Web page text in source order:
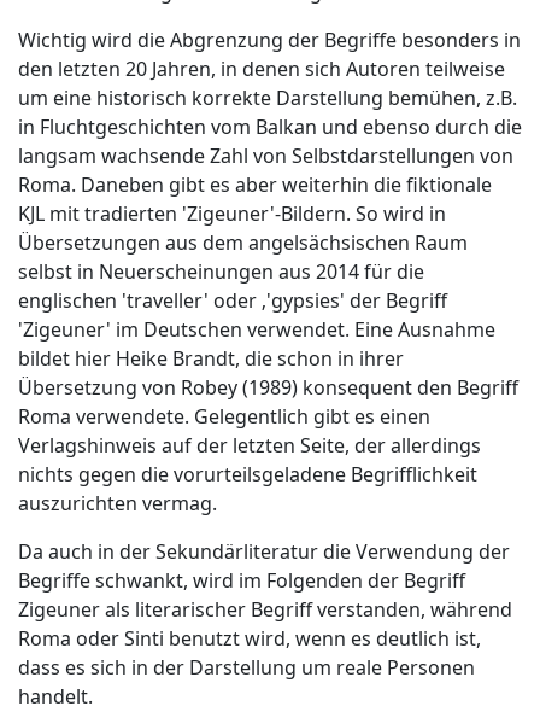
Wichtig wird die Abgrenzung der Begriffe besonders in
den letzten 20 Jahren, in denen sich Autoren teilweise
um eine historisch korrekte Darstellung bemühen, z.B.
in Fluchtgeschichten vom Balkan und ebenso durch die
langsam wachsende Zahl von Selbstdarstellungen von
Roma. Daneben gibt es aber weiterhin die fiktionale
KJL mit tradierten 'Zigeuner'-Bildern. So wird in
Übersetzungen aus dem angelsächsischen Raum
selbst in Neuerscheinungen aus 2014 für die
englischen 'traveller' oder ‚'gypsies' der Begriff
'Zigeuner' im Deutschen verwendet. Eine Ausnahme
bildet hier Heike Brandt, die schon in ihrer
Übersetzung von Robey (1989) konsequent den Begriff
Roma verwendete. Gelegentlich gibt es einen
Verlagshinweis auf der letzten Seite, der allerdings
nichts gegen die vorurteilsgeladene Begrifflichkeit
auszurichten vermag.
Da auch in der Sekundärliteratur die Verwendung der
Begriffe schwankt, wird im Folgenden der Begriff
Zigeuner als literarischer Begriff verstanden, während
Roma oder Sinti benutzt wird, wenn es deutlich ist,
dass es sich in der Darstellung um reale Personen
handelt.